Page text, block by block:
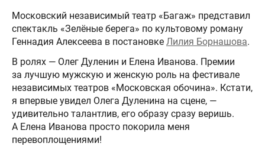
Московский независимый театр «Багаж» представил
спектакль «Зелёные берега» по культовому роману
Геннадия Алексеева в постановке Лилия Борнашова.
В ролях — Олег Дуленин и Елена Иванова. Премии
за лучшую мужскую и женскую роль на фестивале
независимых театров «Московская обочина». Кстати,
я впервые увидел Олега Дуленина на сцене, —
удивительно талантлив, его образу сразу веришь.
А Елена Иванова просто покорила меня
перевоплощениями!